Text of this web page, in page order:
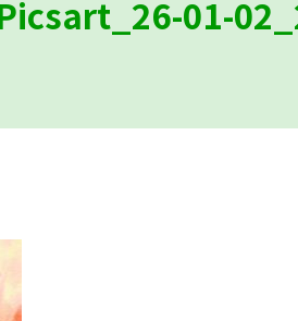
01-